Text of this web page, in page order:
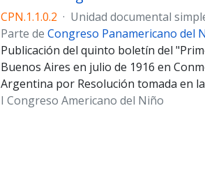
CPN.1.1.0.2 · Unidad documental
Parte de Congreso Panamericano del
Publicación del quinto boletín del
Buenos Aires en julio de 1916 en
Argentina por Resolución tomada en
I Congreso Americano del Niño